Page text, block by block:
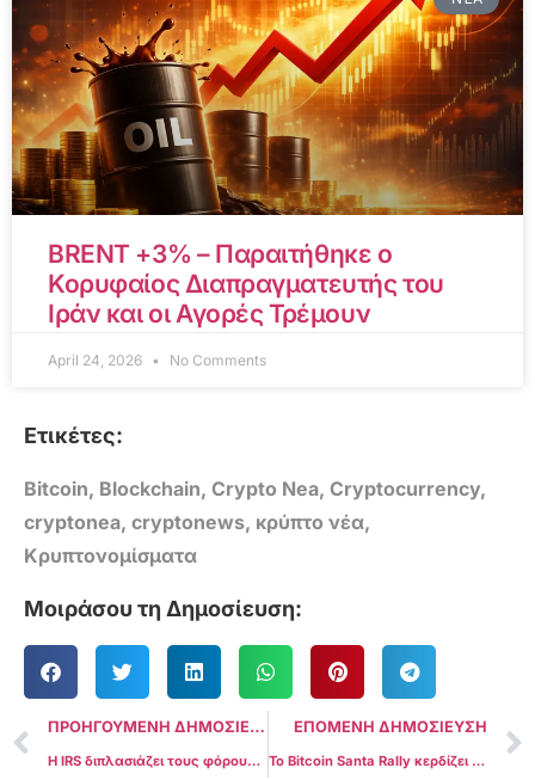
BRENT +3% – Παραιτήθηκε ο
Κορυφαίος Διαπραγματευτής του
Ιράν και οι Αγορές Τρέμουν
April 24, 2026 No Comments
Ετικέτες:
Bitcoin, Blockchain, Crypto Nea, Cryptocurrency,
cryptonea, cryptonews, κρύπτο νέα,
Κρυπτονομίσματα
Μοιράσου τη Δημοσίευση:
ΠΡΟΗΓΟΥΜΕΝΗ ΔΗΜΟΣΙΕΥΣΗ
Η IRS διπλασιάζει τους φόρους crypto staking
ΕΠΟΜΕΝΗ ΔΗΜΟΣΙΕΥΣΗ
Το Bitcoin Santa Rally κερδίζει ορμή καθώς οι αγοραστές ωθούν το BTC στα $99K